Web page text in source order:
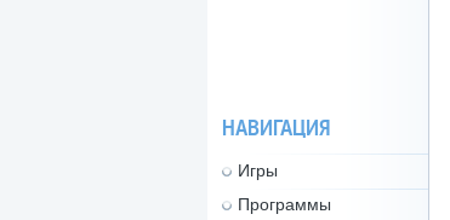
НАВИГАЦИЯ
Игры
Программы